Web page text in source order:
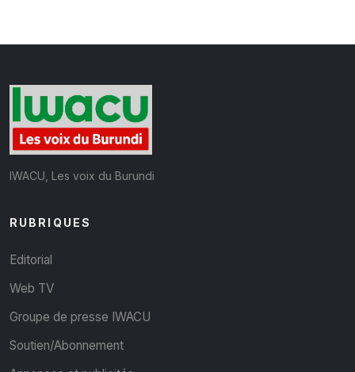
IWACU, Les voix du Burundi
RUBRIQUES
Editorial
Web TV
Groupe de presse IWACU
Soutien/Abonnement